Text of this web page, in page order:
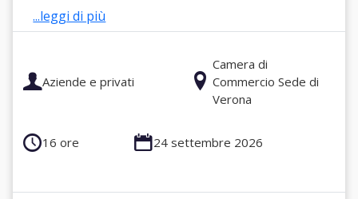
...leggi di più
Aziende e privati
Camera di
Commercio Sede di
Verona
16 ore 24 settembre 2026